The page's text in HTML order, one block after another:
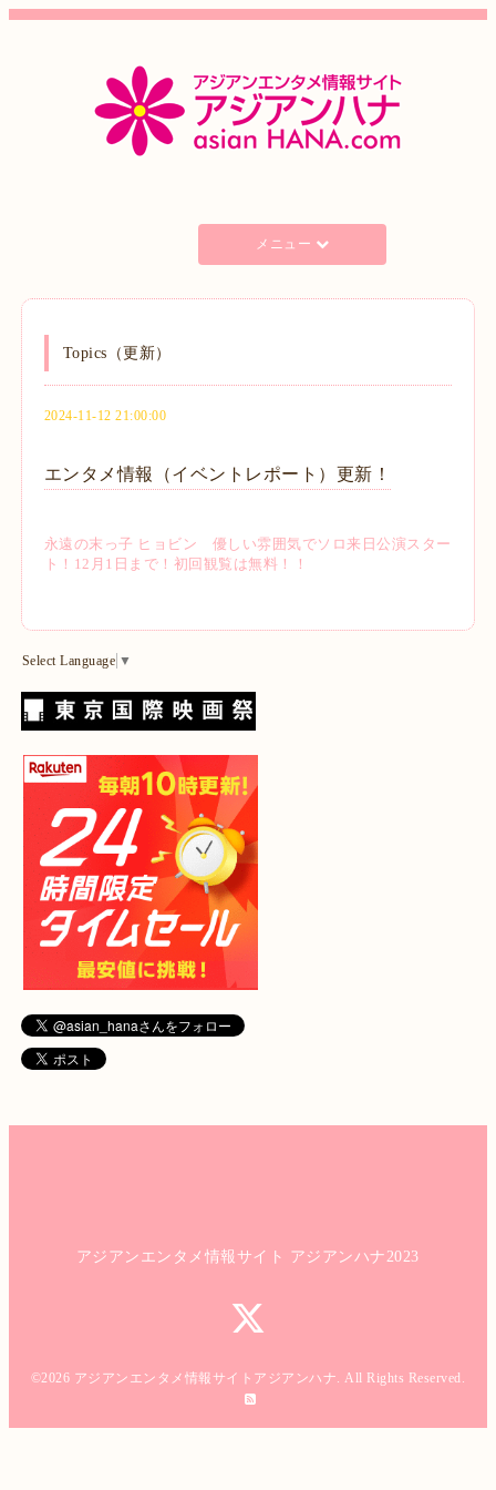
メニュー
Topics（更新）
2024-11-12 21:00:00
エンタメ情報（イベントレポート）更新！
永遠の末っ子 ヒョビン 優しい雰囲気でソロ来日公演スター
ト！12月1日まで！初回観覧は無料！！
Select Language ▼
アジアンエンタメ情報サイト アジアンハナ2023
©2026 アジアンエンタメ情報サイトアジアンハナ. All Rights Reserved.